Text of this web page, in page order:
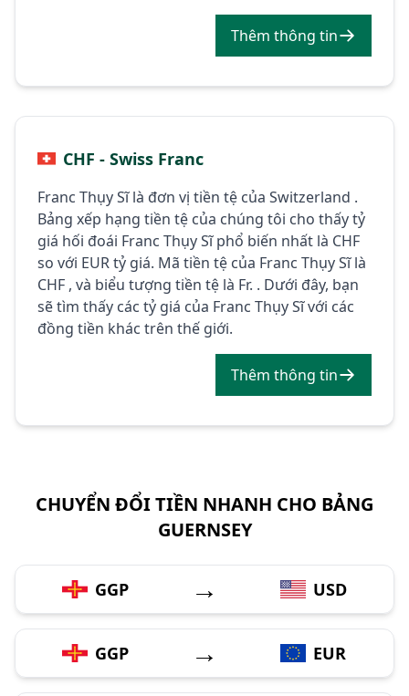
Thêm thông tin
CHF - Swiss Franc
Franc Thụy Sĩ là đơn vị tiền tệ của Switzerland .
Bảng xếp hạng tiền tệ của chúng tôi cho thấy tỷ
giá hối đoái Franc Thụy Sĩ phổ biến nhất là CHF
so với EUR tỷ giá. Mã tiền tệ của Franc Thụy Sĩ là
CHF , và biểu tượng tiền tệ là Fr. . Dưới đây, bạn
sẽ tìm thấy các tỷ giá của Franc Thụy Sĩ với các
đồng tiền khác trên thế giới.
Thêm thông tin
CHUYỂN ĐỔI TIỀN NHANH CHO BẢNG
GUERNSEY
GGP → USD
GGP → EUR